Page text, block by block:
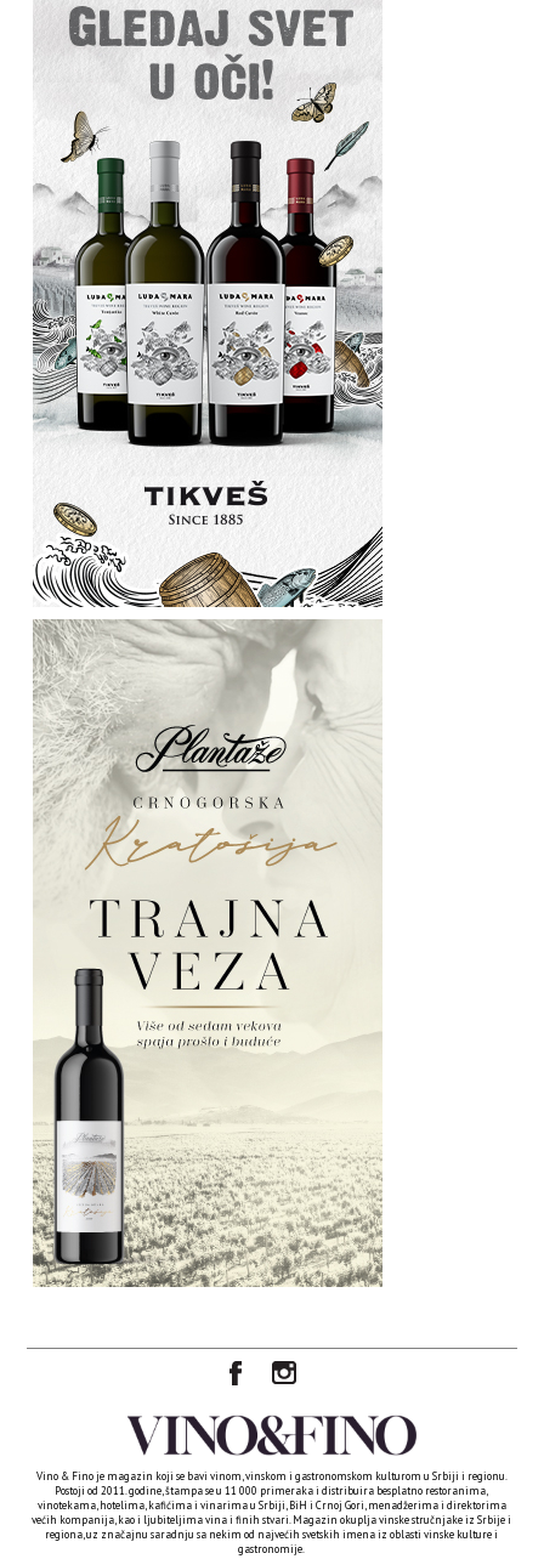
Vino & Fino je magazin koji se bavi vinom, vinskom i gastronomskom kulturom u Srbiji i regionu.
Postoji od 2011. godine, štampa se u 11 000 primeraka i distribuira besplatno restoranima,
vinotekama, hotelima, kafićima i vinarima u Srbiji, BiH i Crnoj Gori, menadžerima i direktorima
većih kompanija, kao i ljubiteljima vina i finih stvari. Magazin okuplja vinske stručnjake iz Srbije i
regiona, uz značajnu saradnju sa nekim od najvećih svetskih imena iz oblasti vinske kulture i
gastronomije.